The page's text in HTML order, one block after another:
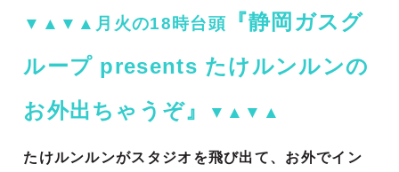
▼▲▼▲月火の18時台頭
『静岡ガスグ
ループ presents たけルンルンの
お外出ちゃうぞ』
▼▲▼▲
たけルンルンがスタジオを飛び出て、お外でイン